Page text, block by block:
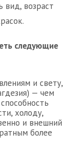
вид, возраст
следующие
и свету,
— чем
холоду,
и внешний
более